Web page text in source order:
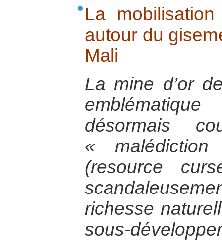
La
autour du
Mali
La mine d’or
désormais
«
(resource
richesse
sous-